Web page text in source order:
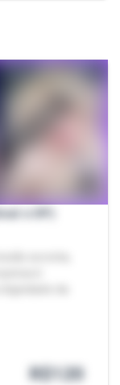
e DP)
R$120